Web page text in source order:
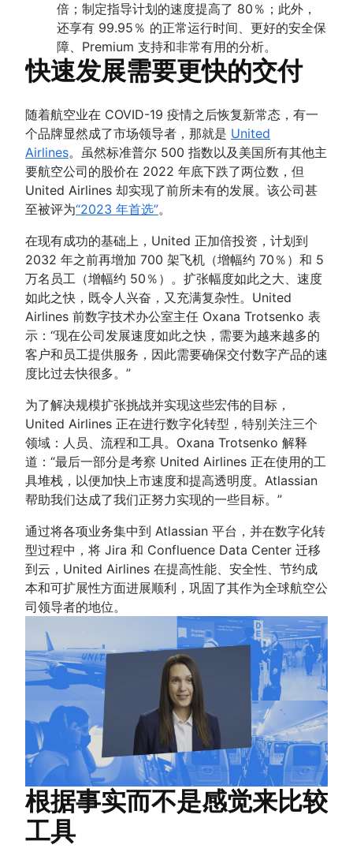
倍；制定指导计划的速度提高了 80％；此外，
还享有 99.95％ 的正常运行时间、更好的安全保
障、Premium 支持和非常有用的分析。
快速发展需要更快的交付
随着航空业在 COVID-19 疫情之后恢复新常态，有一
个品牌显然成了市场领导者，那就是 United
Airlines。虽然标准普尔 500 指数以及美国所有其他主
要航空公司的股价在 2022 年底下跌了两位数，但
United Airlines 却实现了前所未有的发展。该公司甚
至被评为“2023 年首选”。
在现有成功的基础上，United 正加倍投资，计划到
2032 年之前再增加 700 架飞机（增幅约 70％）和 5
万名员工（增幅约 50％）。扩张幅度如此之大、速度
如此之快，既令人兴奋，又充满复杂性。United
Airlines 前数字技术办公室主任 Oxana Trotsenko 表
示：“现在公司发展速度如此之快，需要为越来越多的
客户和员工提供服务，因此需要确保交付数字产品的速
度比过去快很多。”
为了解决规模扩张挑战并实现这些宏伟的目标，
United Airlines 正在进行数字化转型，特别关注三个
领域：人员、流程和工具。Oxana Trotsenko 解释
道：“最后一部分是考察 United Airlines 正在使用的工
具堆栈，以便加快上市速度和提高透明度。Atlassian
帮助我们达成了我们正努力实现的一些目标。”
通过将各项业务集中到 Atlassian 平台，并在数字化转
型过程中，将 Jira 和 Confluence Data Center 迁移
到云，United Airlines 在提高性能、安全性、节约成
本和可扩展性方面进展顺利，巩固了其作为全球航空公
司领导者的地位。
根据事实而不是感觉来比较
工具